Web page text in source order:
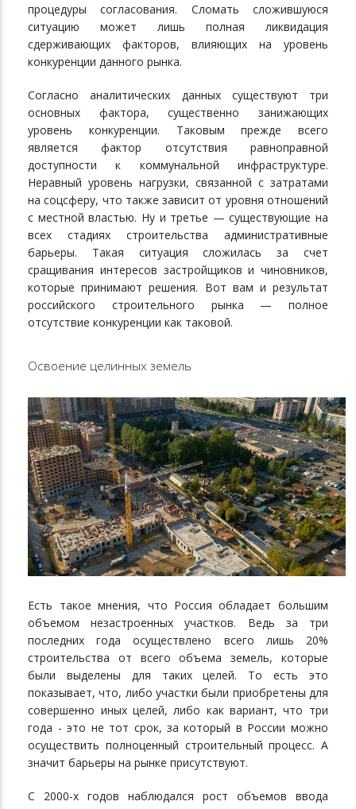
процедуры согласования. Сломать сложившуюся
ситуацию может лишь полная ликвидация
сдерживающих факторов, влияющих на уровень
конкуренции данного рынка.
Согласно аналитических данных существуют три
основных фактора, существенно занижающих
уровень конкуренции. Таковым прежде всего
является фактор отсутствия равноправной
доступности к коммунальной инфраструктуре.
Неравный уровень нагрузки, связанной с затратами
на соцсферу, что также зависит от уровня отношений
с местной властью. Ну и третье — существующие на
всех стадиях строительства административные
барьеры. Такая ситуация сложилась за счет
сращивания интересов застройщиков и чиновников,
которые принимают решения. Вот вам и результат
российского строительного рынка — полное
отсутствие конкуренции как таковой.
Освоение целинных земель
Есть такое мнения, что Россия обладает большим
объемом незастроенных участков. Ведь за три
последних года осуществлено всего лишь 20%
строительства от всего объема земель, которые
были выделены для таких целей. То есть это
показывает, что, либо участки были приобретены для
совершенно иных целей, либо как вариант, что три
года - это не тот срок, за который в России можно
осуществить полноценный строительный процесс. А
значит барьеры на рынке присутствуют.
С 2000-х годов наблюдался рост объемов ввода